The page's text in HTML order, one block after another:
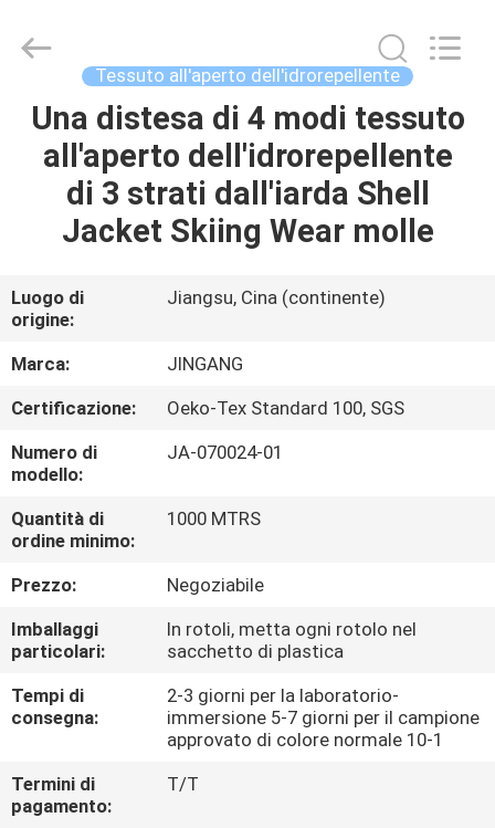
CASA
PRODOTTI
NOI
GIRO
DELLA
FABBRICA
CONTROLLO
DI
QUALITÀ
CONTATTICI
NOTIZIE
CASI
Textile
Co.,Ltd.
Tessuto all'aperto dell'idrorepellente
Una distesa di 4 modi tessuto
all'aperto dell'idrorepellente
di 3 strati dall'iarda Shell
Jacket Skiing Wear molle
Luogo di
origine:
Jiangsu, Cina (continente)
Marca:
JINGANG
Certificazione:
Oeko-Tex Standard 100, SGS
Numero di
modello:
JA-070024-01
Quantità di
ordine minimo:
1000 MTRS
Prezzo:
Negoziabile
Imballaggi
particolari:
In rotoli, metta ogni rotolo nel
sacchetto di plastica
Tempi di
consegna:
2-3 giorni per la laboratorio-
immersione 5-7 giorni per il campione
approvato di colore normale 10-1
Termini di
pagamento:
T/T